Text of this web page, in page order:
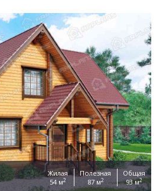
Жилая
54 м2
Полезная
87 м2
Общая
93 м2